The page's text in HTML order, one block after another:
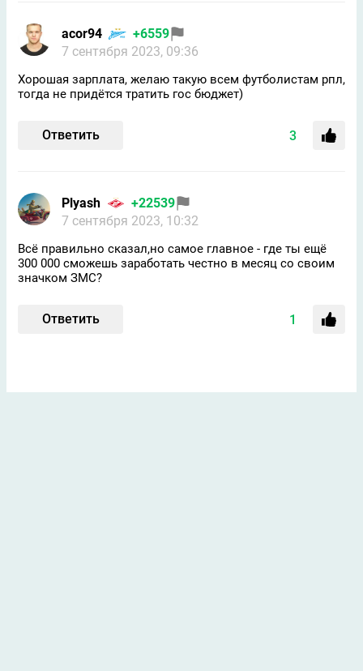
acor94
+6559
7 сентября 2023, 09:36
Хорошая зарплата, желаю такую всем футболистам рпл,
тогда не придётся тратить гос бюджет)
Ответить 3
Plyash
+22539
7 сентября 2023, 10:32
Всё правильно сказал,но самое главное - где ты ещё
300 000 сможешь заработать честно в месяц со своим
значком ЗМС?
Ответить 1